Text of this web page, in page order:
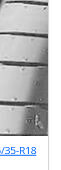
35-R18